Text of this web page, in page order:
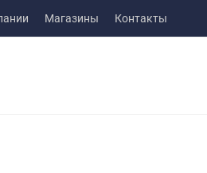
Магазины Контакты